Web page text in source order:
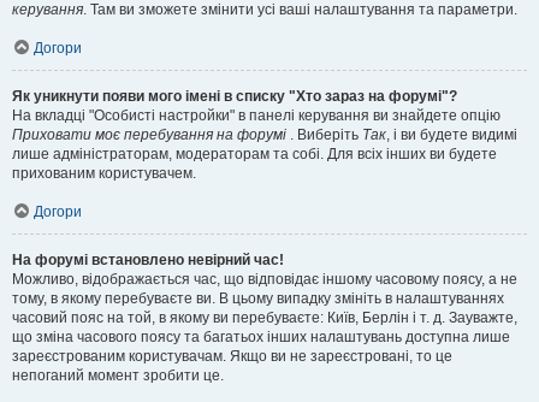
керування. Там ви зможете змінити усі ваші налаштування та параметри.
Догори
Як уникнути появи мого імені в списку "Хто зараз на форумі"?
На вкладці "Особисті настройки" в панелі керування ви знайдете опцію
Приховати моє перебування на форумі . Виберіть Так, і ви будете видимі
лише адміністраторам, модераторам та собі. Для всіх інших ви будете
прихованим користувачем.
Догори
На форумі встановлено невірний час!
Можливо, відображається час, що відповідає іншому часовому поясу, а не
тому, в якому перебуваєте ви. В цьому випадку змініть в налаштуваннях
часовий пояс на той, в якому ви перебуваєте: Київ, Берлін і т. д. Зауважте,
що зміна часового поясу та багатьох інших налаштувань доступна лише
зареєстрованим користувачам. Якщо ви не зареєстровані, то це
непоганий момент зробити це.